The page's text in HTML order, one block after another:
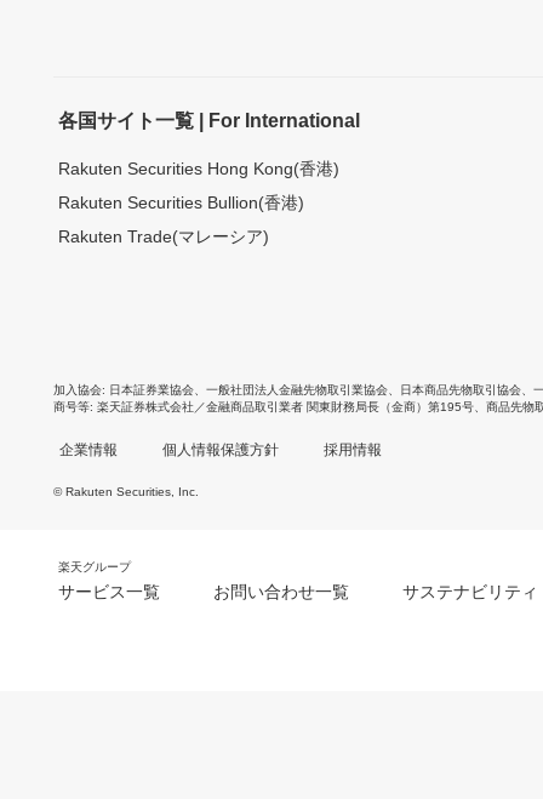
各国サイト一覧 | For International
Rakuten Securities Hong Kong(香港)
Rakuten Securities Bullion(香港)
Rakuten Trade(マレーシア)
加入協会 日本証券業協会 一般社団法人金融先物取引業協会 日本商品先物取引協会
商号等 楽天証券株式会社／金融商品取引業者 関東財務局長（金商）第195号、商品先物
企業情報 個人情報保護方針 採用情報
© Rakuten Securities, Inc.
楽天グループ
サービス一覧 お問い合わせ一覧 サステナビリティ